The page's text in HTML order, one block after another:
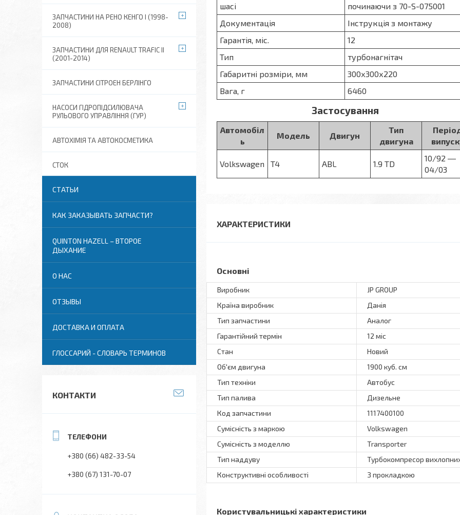
шасі
починаючи з 70-S-075001
Документація
Інструкція з монтажу
Гарантія, міс.
12
Тип
турбонагнітач
Габаритні розміри, мм
300х300х220
Вага, г
6460
Застосування
Автомобіл
ь
Модель Двигун
Тип
двигуна
Volkswagen T4 ABL 1.9 TD
10/92 ―
04/03
ХАРАКТЕРИСТИКИ
Основні
Виробник
JP GROUP
Країна виробник
Данія
Тип запчастини
Аналог
Гарантійний термін
12 міс
Стан
Новий
Об'єм двигуна
1900 куб. см
Тип техніки
Автобус
Тип палива
Дизельне
Код запчастини
1117400100
Сумісність з маркою
Volkswagen
Сумісність з моделлю
Transporter
Тип наддуву
Турбокомпресор вихлопних
Конструктивні особливості
З прокладкою
Користувальницькі характеристики
ЗАПЧАСТИНИ НА РЕНО КЕНГО I (1998-
2008)
ЗАПЧАСТИНИ ДЛЯ RENAULT TRAFIC II
(2001-2014)
ЗАПЧАСТИНИ СІТРОЕН БЕРЛІНГО
НАСОСИ ГІДРОПІДСИЛЮВАЧА
РУЛЬОВОГО УПРАВЛІННЯ (ГУР)
АВТОХІМІЯ ТА АВТОКОСМЕТИКА
СТОК
СТАТЬИ
КАК ЗАКАЗЫВАТЬ ЗАПЧАСТИ?
QUINTON HAZELL – ВТОРОЕ
ДЫХАНИЕ
О НАС
ОТЗЫВЫ
ДОСТАВКА И ОПЛАТА
ГЛОССАРИЙ - СЛОВАРЬ ТЕРМИНОВ
КОНТАКТИ
+380 (66) 482-33-54
+380 (67) 131-70-07